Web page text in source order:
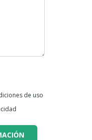
de uso